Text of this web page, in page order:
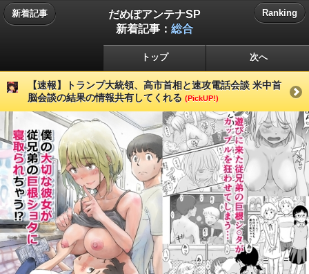
新着記事
だめぽアンテナSP
新着記事： 総合
Ranking
トップ 次へ
【速報】トランプ大統領、高市首相と速攻電話会談 米中首
脳会談の結果の情報共有してくれる (PickUP!)